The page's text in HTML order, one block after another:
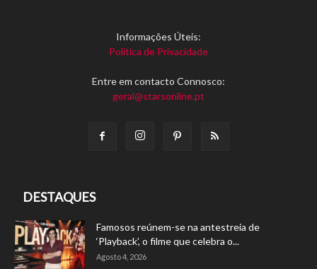
Informações Úteis:
Política de Privacidade
Entre em contacto Connosco:
geral@starsonline.pt
DESTAQUES
Famosos reúnem-se na antestreia de
‘Playback’, o filme que celebra o...
Agosto 4, 2026